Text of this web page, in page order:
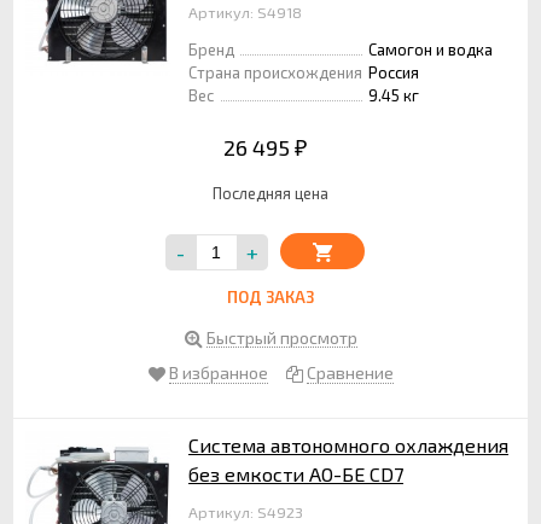
Артикул: S4918
Бренд
Самогон и водка
Страна происхождения Россия
Вес
9.45 кг
26 495 ₽
Последняя цена
- +
ПОД ЗАКАЗ
Быстрый просмотр
В избранное
Сравнение
Система автономного охлаждения
без емкости АО-БЕ CD7
Артикул: S4923